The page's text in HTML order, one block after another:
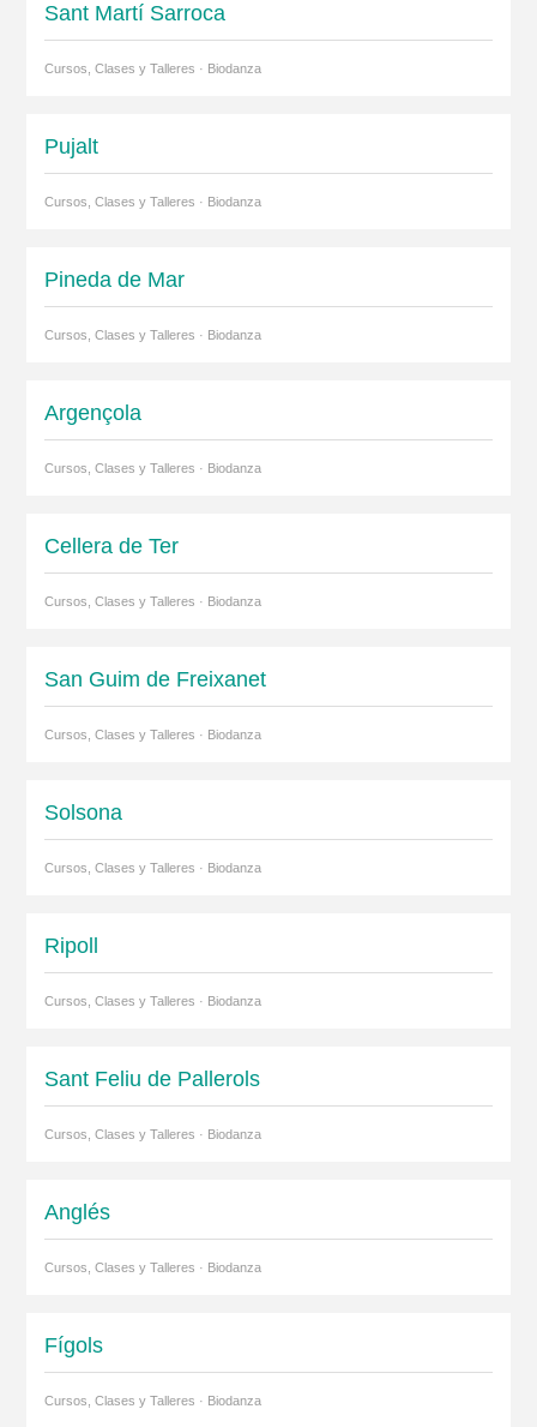
Sant Martí Sarroca
Cursos, Clases y Talleres · Biodanza
Pujalt
Cursos, Clases y Talleres · Biodanza
Pineda de Mar
Cursos, Clases y Talleres · Biodanza
Argençola
Cursos, Clases y Talleres · Biodanza
Cellera de Ter
Cursos, Clases y Talleres · Biodanza
San Guim de Freixanet
Cursos, Clases y Talleres · Biodanza
Solsona
Cursos, Clases y Talleres · Biodanza
Ripoll
Cursos, Clases y Talleres · Biodanza
Sant Feliu de Pallerols
Cursos, Clases y Talleres · Biodanza
Anglés
Cursos, Clases y Talleres · Biodanza
Fígols
Cursos, Clases y Talleres · Biodanza